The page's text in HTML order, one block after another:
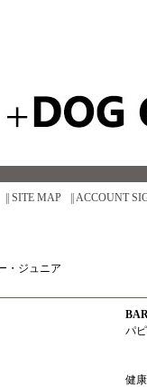
|| ACCOUNT
|| SITE MAP
・ジュニア
パ
健